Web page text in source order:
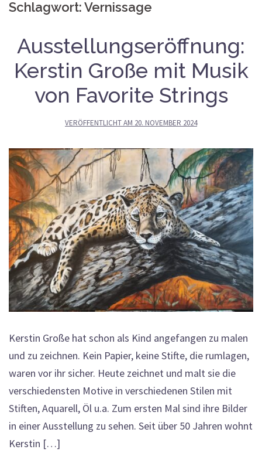
Schlagwort:Vernissage
Ausstellungseröffnung:
Kerstin Große mit Musik
von Favorite Strings
VERÖFFENTLICHT AM 20. NOVEMBER 2024
Kerstin Große hat schon als Kind angefangen zu malen
und zu zeichnen. Kein Papier, keine Stifte, die rumlagen,
waren vor ihr sicher. Heute zeichnet und malt sie die
verschiedensten Motive in verschiedenen Stilen mit
Stiften, Aquarell, Öl u.a. Zum ersten Mal sind ihre Bilder
in einer Ausstellung zu sehen. Seit über 50 Jahren wohnt
Kerstin […]